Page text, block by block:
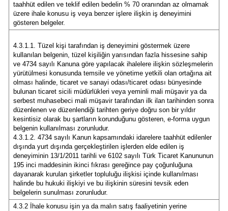
Kahramanmaraş
Mardin
Muğla
Muş
Nevşehir
Niğde
Ordu
Rize
Sakarya
Samsun
taahhüt edilen ve teklif edilen bedelin % 70 oranından az olmamak
üzere ihale konusu iş veya benzer işlere ilişkin iş deneyimini
gösteren belgeler.
4.3.1.1. Tüzel kişi tarafından iş deneyimini göstermek üzere
kullanılan belgenin, tüzel kişiliğin yarısından fazla hissesine sahip
ve 4734 sayılı Kanuna göre yapılacak ihalelere ilişkin sözleşmelerin
yürütülmesi konusunda temsile ve yönetime yetkili olan ortağına ait
olması halinde, ticaret ve sanayi odası/ticaret odası bünyesinde
bulunan ticaret sicili müdürlükleri veya yeminli mali müşavir ya da
serbest muhasebeci mali müşavir tarafından ilk ilan tarihinden sonra
düzenlenen ve düzenlendiği tarihten geriye doğru son bir yıldır
kesintisiz olarak bu şartların korunduğunu gösteren, e-forma uygun
belgenin kullanılması zorunludur.
4.3.1.2. 4734 sayılı Kanun kapsamındaki idarelere taahhüt edilenler
dışında yurt dışında gerçekleştirilen işlerden elde edilen iş
deneyiminin 13/1/2011 tarihli ve 6102 sayılı Türk Ticaret Kanununun
195 inci maddesinin ikinci fıkrası gereğince pay çoğunluğuna
dayanarak kurulan şirketler topluluğu ilişkisi içinde kullanılması
halinde bu hukuki ilişkiyi ve bu ilişkinin süresini tevsik eden
belgelerin sunulması zorunludur.
4.3.2 İhale konusu işin ya da malın satış faaliyetinin yerine